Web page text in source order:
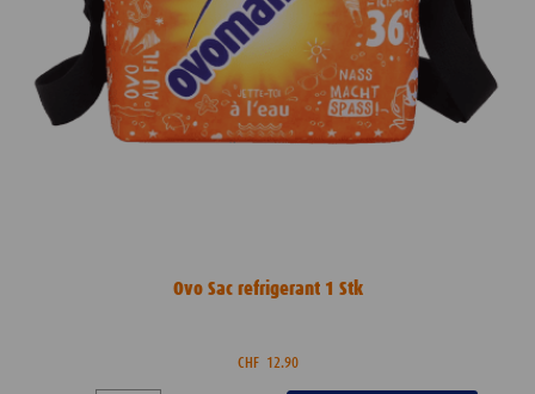
Ovo Sac refrigerant 1 Stk
CHF 12.90